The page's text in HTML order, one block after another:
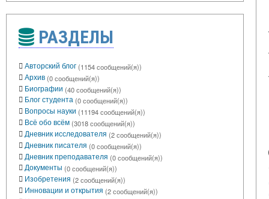
РАЗДЕЛЫ
Авторский блог(1154 сообщений(я))
Архив(0 сообщений(я))
Биографии (40 сообщений(я))
Блог студента(0 сообщений(я))
Вопросы науки (11194 сообщений(я))
Всё обо всём(3018 сообщений(я))
Дневник исследователя (2 сообщений(я))
Дневник писателя (0 сообщений(я))
Дневник преподавателя (0 сообщений(я))
Документы (0 сообщений(я))
Изобретения (2 сообщений(я))
Инновации и открытия (2 сообщений(я))